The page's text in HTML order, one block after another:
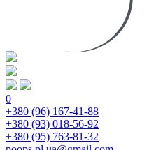
0
+380 (96) 167-41-88
+380 (93) 018-56-92
+380 (95) 763-81-32